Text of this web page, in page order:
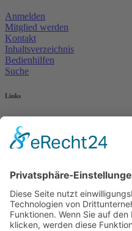
Anmelden
Mitglied werden
Kontakt
Inhaltsverzeichnis
Bedienhilfen
Suche
Links
AWO Jobportal
AWO Ehrenamt Portal
AWO Schulgesundheitsfachkräfte
AWO Pflegeberatung
AWO Kulturhaus Babelsberg
Arbeit mit Behinderung
AWO Büro Kindermut